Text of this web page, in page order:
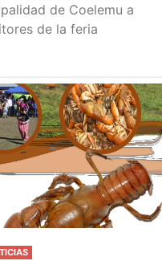
de Coelemu a
de la feria